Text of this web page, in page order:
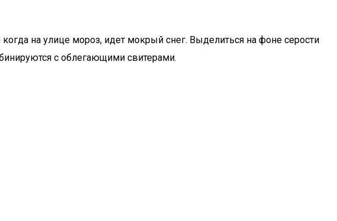
на улице мороз, идет мокрый снег. Выделиться на фоне серости
с облегающими свитерами.